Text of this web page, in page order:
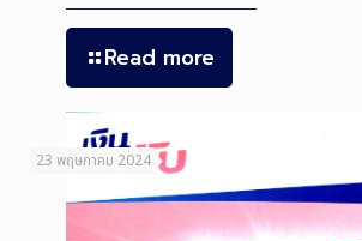
Read more
23 พฤษภาคม 2024